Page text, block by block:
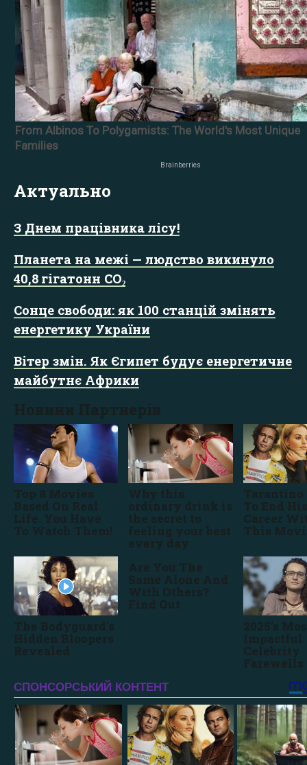
Актуально
З Днем працівника лісу!
Планета на межі — людство викинуло
40,8 гігатонн CO₂
Сонце свободи: як 100 станцій змінять
енергетику України
Вітер змін. Як Єгипет будує енергетичне
майбутнє Африки